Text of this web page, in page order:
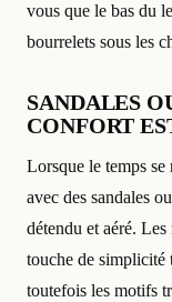
vous que le bas du
bourrelets sous les
SANDALES
CONFORT
Lorsque le temps
avec des sandales
détendu et aéré.
touche de simplicité
toutefois les motifs